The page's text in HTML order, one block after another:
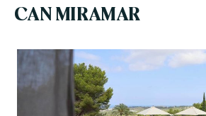
CAN MIRAMAR